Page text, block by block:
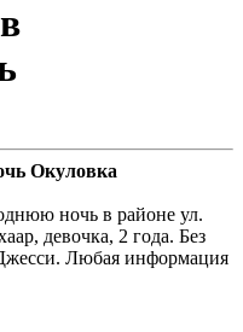
Окуловка
ночь в районе ул.
девочка, 2 года. Без
Любая информация